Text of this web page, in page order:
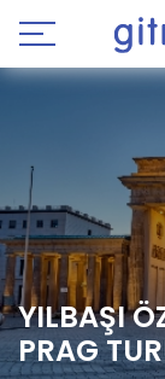
YILBAŞI
PRAG